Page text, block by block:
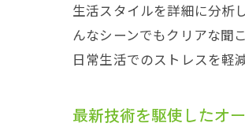
生活スタイルを詳細に分析
んなシーンでもクリアな聞
日常生活でのストレスを軽
最新技術を駆使したオ